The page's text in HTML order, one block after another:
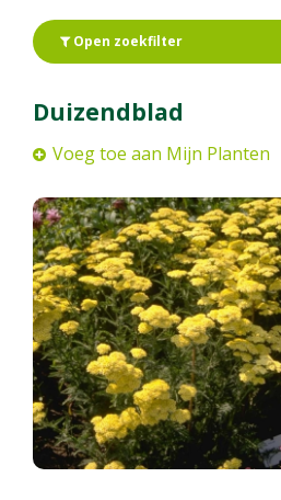
Open zoekfilter
Duizendblad
Voeg toe aan Mijn Planten